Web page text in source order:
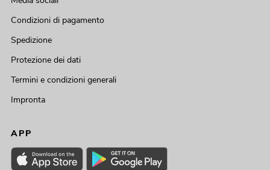
Condizioni di pagamento
Spedizione
Protezione dei dati
Termini e condizioni generali
Impronta
APP